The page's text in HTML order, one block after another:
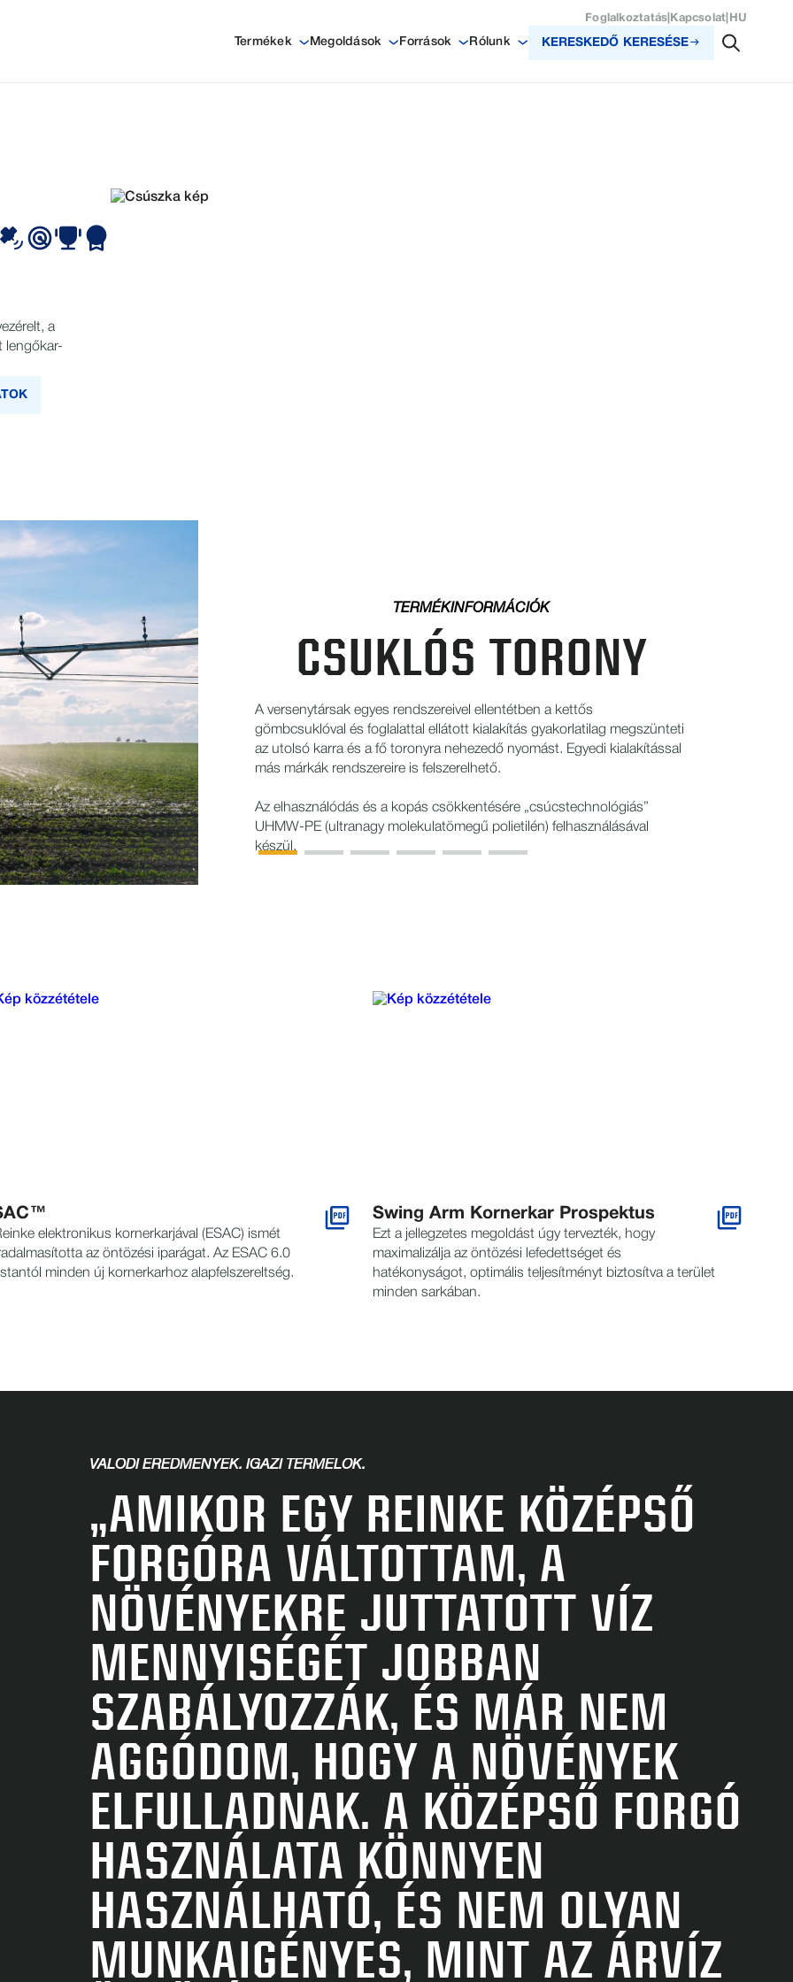
Foglalkoztatás Kapcsolat HU
Termékek Megoldások Források Rólunk KERESKEDŐ KERESÉSE
a
lengőkar-
TERMÉKINFORMÁCIÓK
CSUKLÓS TORONY
A versenytársak egyes rendszereivel ellentétben a kettős
gömbcsuklóval és foglalattal ellátott kialakítás gyakorlatilag megszünteti
az utolsó karra és a fő toronyra nehezedő nyomást. Egyedi kialakítással
más márkák rendszereire is felszerelhető.
Az elhasználódás és a kopás csökkentésére „csúcstechnológiás”
UHMW-PE (ultranagy molekulatömegű polietilén) felhasználásával
készül.
elektronikus kornerkarjával (ESAC) ismét
az öntözési iparágat. Az ESAC 6.0
minden új kornerkarhoz alapfelszereltség.
Swing Arm Kornerkar Prospektus
Ezt a jellegzetes megoldást úgy tervezték, hogy
maximalizálja az öntözési lefedettséget és
hatékonyságot, optimális teljesítményt biztosítva a terület
minden sarkában.
VALÓDI EREDMÉNYEK. IGAZI TERMELŐK.
„AMIKOR EGY REINKE KÖZÉPSŐ
FORGÓRA VÁLTOTTAM, A
NÖVÉNYEKRE JUTTATOTT VÍZ
MENNYISÉGÉT JOBBAN
SZABÁLYOZZÁK, ÉS MÁR NEM
AGGÓDOM, HOGY A NÖVÉNYEK
ELFULLADNAK. A KÖZÉPSŐ FORGÓ
HASZNÁLATA KÖNNYEN
HASZNÁLHATÓ, ÉS NEM OLYAN
MUNKAIGÉNYES, MINT AZ ÁRVÍZ